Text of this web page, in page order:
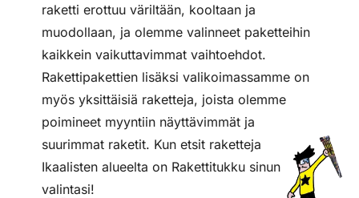
raketti erottuu väriltään, kooltaan ja
muodollaan, ja olemme valinneet paketteihin
kaikkein vaikuttavimmat vaihtoehdot.
Rakettipakettien lisäksi valikoimassamme on
myös yksittäisiä raketteja, joista olemme
poimineet myyntiin näyttävimmät ja
suurimmat raketit. Kun etsit raketteja
Ikaalisten alueelta on Rakettitukku sinun
valintasi!